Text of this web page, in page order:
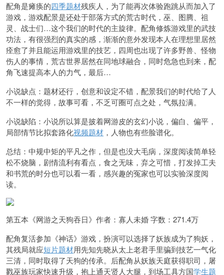
配角是瘫痪的四季题材残疾人，为了能再次体验跑跳从而加入了
游戏，游戏配景是还处于部落方式的荒古时代，巫、图腾、祖
灵、战士们…这个我们的时代的主旋律。配角修炼游戏里的武技
功法，有很强烈的真实的感，渐渐的意外发现本人在理想里居然
痊愈了并且能运用游戏里的技艺，四周也出现了许多野兽、怪物
伤人的事情，荒古世界居然在同地球融合，同时危急也到来，配
角飞速提高本人的力气，最后…
小说缺点：题材还行，创意和设定不错，配景我们的时代给了人
不一样的觉得，故事可看，不乏可圈可点之处，气氛拉满。
小说缺陷：小说所以算是披着网游皮的玄幻小说，偏白、偏平，
局部情节比拟套路化视频题材 ，人物也有些脸谱化。
总结：中规中矩的平凡之作，但是也没大毛病，深度阅读简单轻
松不烧脑，剧情流利有看点，食之无味，弃之可惜，打发掉工夫
和书荒的时分也可以看一看，感兴趣的冤家也可以实验深度阅
读。
第五本《网游之天狗吞日》作者：寡人未婚 字数：271.4万
配角复活参加《神话》游戏，扮演可以选择了妖族成为了狗妖，
其残局就应短片题材用先知先晓从太上老君手里骗到技艺一气化
三清，同时取得了天狗的传承。后配角从妖族天庭获得职司，屠
戮巫族玩家快速升级，抱上通天贤人大腿，到场工具方国学生题